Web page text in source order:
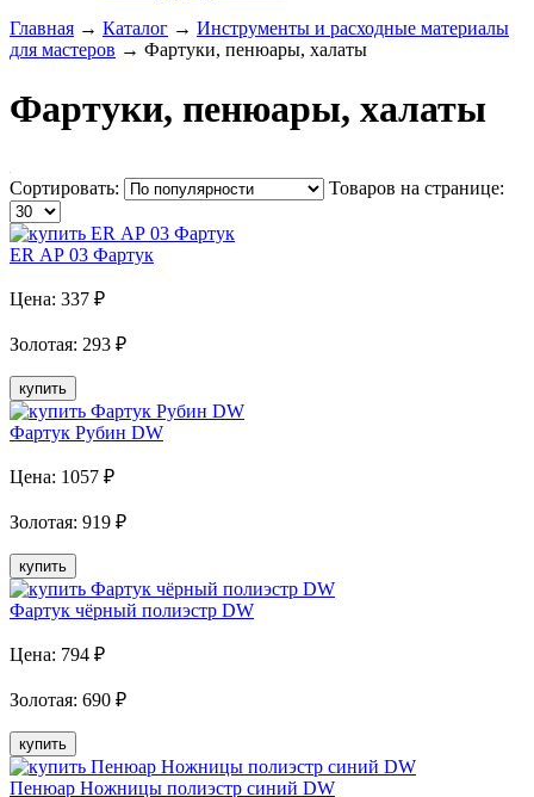
Главная → Каталог → Инструменты и расходные материалы
для мастеров → Фартуки, пенюары, халаты
Фартуки, пенюары, халаты
Сортировать: Товаров на странице:
ER АР 03 Фартук
Цена: 337 ₽
Золотая: 293 ₽
купить
Фартук Рубин DW
Цена: 1057 ₽
Золотая: 919 ₽
купить
Фартук чёрный полиэстр DW
Цена: 794 ₽
Золотая: 690 ₽
купить
Пенюар Ножницы полиэстр синий DW